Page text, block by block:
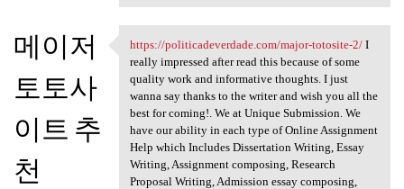
메이저
토토사
이트 추
천
https://politicadeverdade.com
https://politicadeverdade.com/major-totosite-2/I
really impressed after read this because of some
quality work and informative thoughts. I just
wanna say thanks to the writer and wish you all the
best for coming!. We at Unique Submission. We
have our ability in each type of Online Assignment
Help which Includes Dissertation Writing, Essay
Writing, Assignment composing, Research
Proposal Writing, Admission essay composing,